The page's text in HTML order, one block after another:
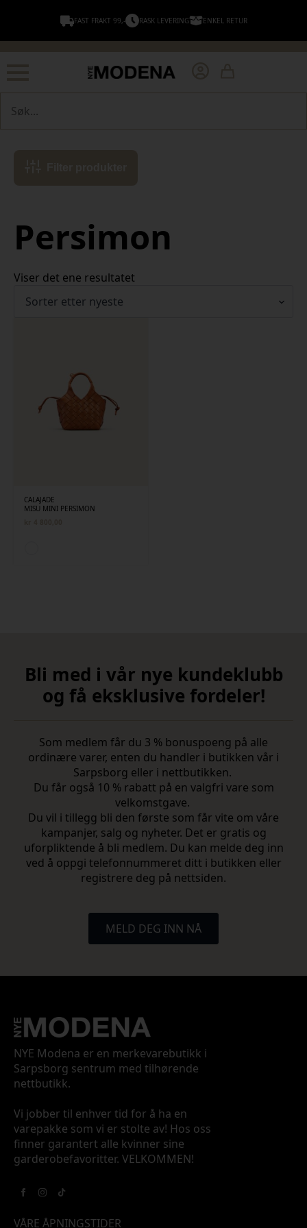
FAST FRAKT 99,- RASK LEVERING ENKEL RETUR
Persimon
Viser det ene resultatet
CALAJADE
MISU MINI PERSIMON
Bli med i vår nye kundeklubb
og få eksklusive fordeler!
Som medlem får du 3 % bonuspoeng på alle
ordinære varer, enten du handler i butikken vår i
Sarpsborg eller i nettbutikken.
Du får også 10 % rabatt på en valgfri vare som
velkomstgave.
Du vil i tillegg bli den første som får vite om våre
kampanjer, salg og nyheter. Det er gratis og
uforpliktende å bli medlem. Du kan melde deg inn
ved å oppgi telefonnummeret ditt i butikken eller
registrere deg på nettsiden.
MELD DEG INN NÅ
NYE Modena er en merkevarebutikk i
Sarpsborg sentrum med tilhørende
nettbutikk.
Vi jobber til enhver tid for å ha en
varepakke som vi er stolte av! Hos oss
finner garantert alle kvinner sine
garderobefavoritter. VELKOMMEN!
VÅRE ÅPNINGSTIDER